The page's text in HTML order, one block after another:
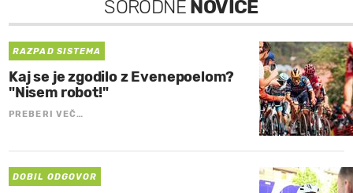
SORODNE NOVICE
RAZPAD SISTEMA
Kaj se je zgodilo z Evenepoelom?
"Nisem robot!"
PREBERI VEČ…
DOBIL ODGOVOR